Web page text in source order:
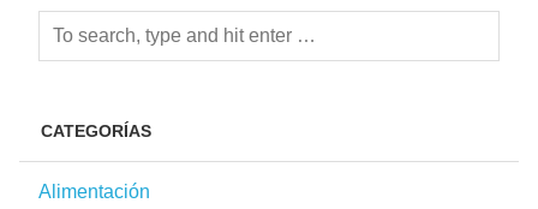
CATEGORÍAS
Alimentación